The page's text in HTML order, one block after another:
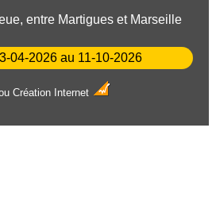
entre Martigues et Marseille
04-2026 au 11-10-2026
Création Internet